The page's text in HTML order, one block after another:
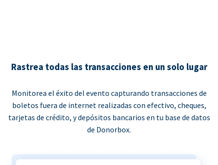
Rastrea todas las transacciones en un solo lugar
Monitorea el éxito del evento capturando transacciones de
boletos fuera de internet realizadas con efectivo, cheques,
tarjetas de crédito, y depósitos bancarios en tu base de datos
de Donorbox.